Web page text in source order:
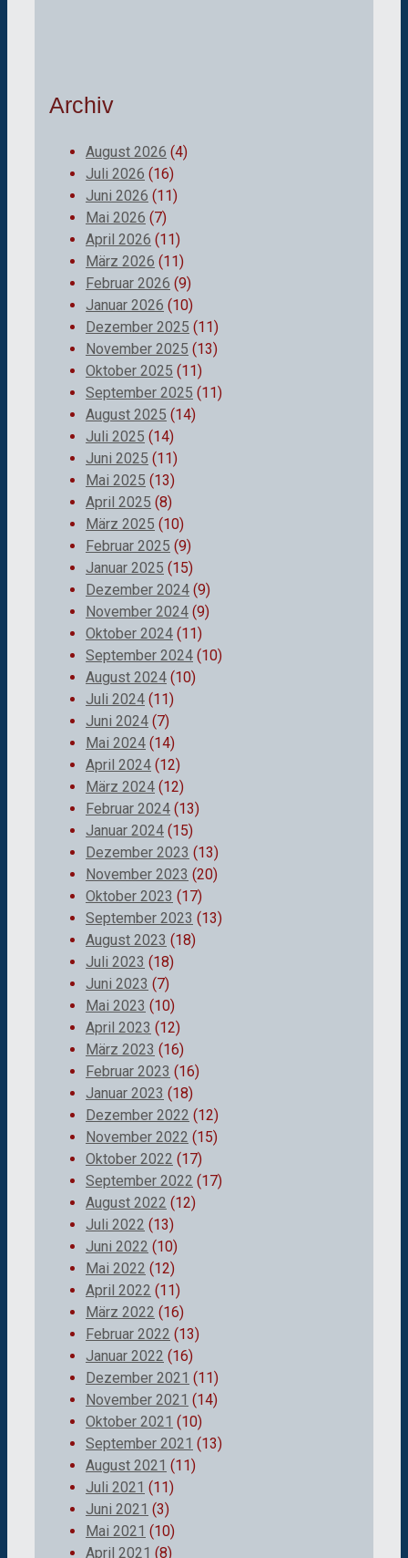
Archiv
August 2026 (4)
Juli 2026 (16)
Juni 2026 (11)
Mai 2026 (7)
April 2026 (11)
März 2026 (11)
Februar 2026 (9)
Januar 2026 (10)
Dezember 2025 (11)
November 2025 (13)
Oktober 2025 (11)
September 2025 (11)
August 2025 (14)
Juli 2025 (14)
Juni 2025 (11)
Mai 2025 (13)
April 2025 (8)
März 2025 (10)
Februar 2025 (9)
Januar 2025 (15)
Dezember 2024 (9)
November 2024 (9)
Oktober 2024 (11)
September 2024 (10)
August 2024 (10)
Juli 2024 (11)
Juni 2024 (7)
Mai 2024 (14)
April 2024 (12)
März 2024 (12)
Februar 2024 (13)
Januar 2024 (15)
Dezember 2023 (13)
November 2023 (20)
Oktober 2023 (17)
September 2023 (13)
August 2023 (18)
Juli 2023 (18)
Juni 2023 (7)
Mai 2023 (10)
April 2023 (12)
März 2023 (16)
Februar 2023 (16)
Januar 2023 (18)
Dezember 2022 (12)
November 2022 (15)
Oktober 2022 (17)
September 2022 (17)
August 2022 (12)
Juli 2022 (13)
Juni 2022 (10)
Mai 2022 (12)
April 2022 (11)
März 2022 (16)
Februar 2022 (13)
Januar 2022 (16)
Dezember 2021 (11)
November 2021 (14)
Oktober 2021 (10)
September 2021 (13)
August 2021 (11)
Juli 2021 (11)
Juni 2021 (3)
Mai 2021 (10)
April 2021 (8)